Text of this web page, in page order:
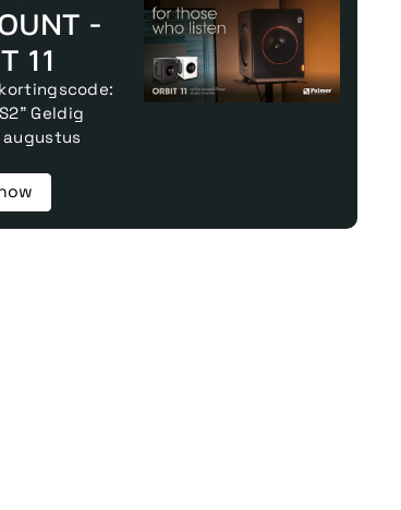
-
11
Geldig
augustus